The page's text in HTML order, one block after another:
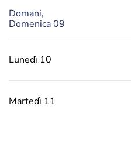
Domani,
Domenica 09
Lunedì 10
Martedì 11